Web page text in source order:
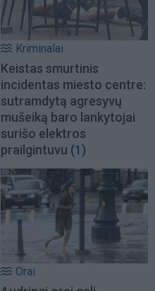
Kriminalai
Keistas smurtinis
incidentas miesto centre:
sutramdytą agresyvų
mušeiką baro lankytojai
surišo elektros
prailgintuvu (1)
Orai